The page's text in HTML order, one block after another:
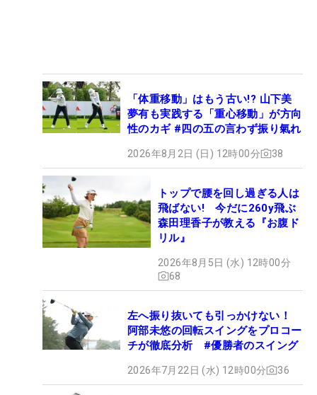
「体重移動」はもう古い!? 山下美
夢有も実践する「重心移動」が方向
性のカギ #四の五の言わず振り氣れ
2026年8月2日 (日) 12時00分 38
トップで腰を回し過ぎる人は
飛ばない! 今だに260y飛ぶ
森田理香子が教える『お腹ド
リル』
2026年8月5日 (水) 12時00分
68
左へ振り抜いても引っかけない！
阿部未悠の回転スイングをプロコー
チが徹底分析 #優勝者のスイング
2026年7月22日 (水) 12時00分 36